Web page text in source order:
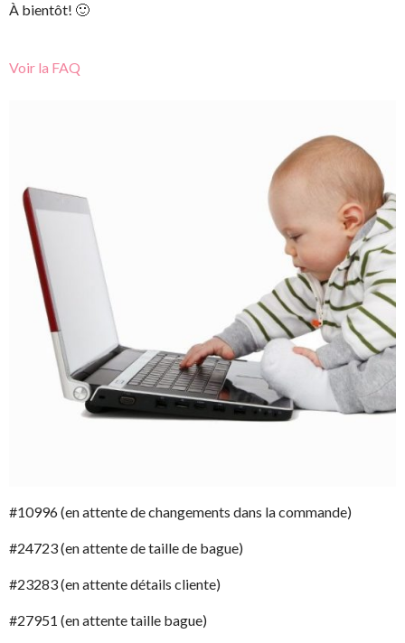
À bientôt! 🙂
Voir la FAQ
#10996 (en attente de changements dans la commande)
#24723 (en attente de taille de bague)
#23283 (en attente détails cliente)
#27951 (en attente taille bague)